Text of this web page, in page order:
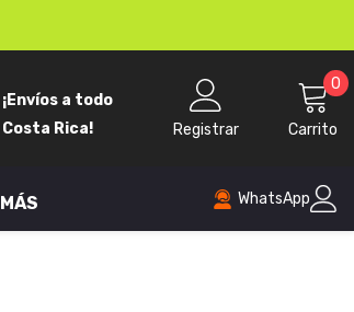
¡Envíos a todo
Costa Rica!
Registrar Carrito
0 0
MÁS WhatsApp